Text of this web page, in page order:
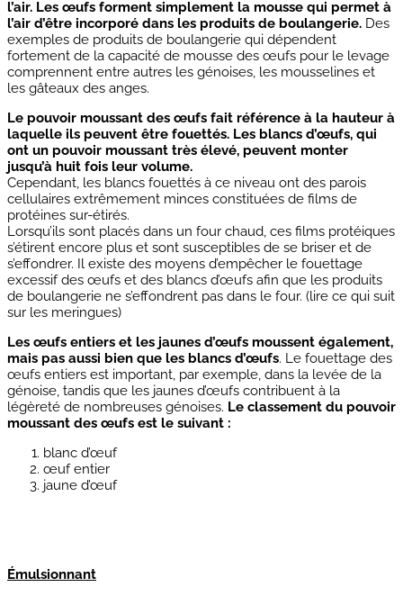
l’air. Les œufs forment simplement la mousse qui permet à
l’air d’être incorporé dans les produits de boulangerie. Des
exemples de produits de boulangerie qui dépendent
fortement de la capacité de mousse des œufs pour le levage
comprennent entre autres les génoises, les mousselines et
les gâteaux des anges.
Le pouvoir moussant des œufs fait référence à la hauteur à
laquelle ils peuvent être fouettés. Les blancs d’œufs, qui
ont un pouvoir moussant très élevé, peuvent monter
jusqu’à huit fois leur volume.
Cependant, les blancs fouettés à ce niveau ont des parois
cellulaires extrêmement minces constituées de films de
protéines sur-étirés.
Lorsqu’ils sont placés dans un four chaud, ces films protéiques
s’étirent encore plus et sont susceptibles de se briser et de
s’effondrer. Il existe des moyens d’empêcher le fouettage
excessif des œufs et des blancs d’œufs afin que les produits
de boulangerie ne s’effondrent pas dans le four. (lire ce qui suit
sur les meringues)
Les œufs entiers et les jaunes d’œufs moussent également,
mais pas aussi bien que les blancs d’œufs. Le fouettage des
œufs entiers est important, par exemple, dans la levée de la
génoise, tandis que les jaunes d’œufs contribuent à la
légèreté de nombreuses génoises. Le classement du pouvoir
moussant des œufs est le suivant :
blanc d’œuf
œuf entier
jaune d’œuf
Émulsionnant